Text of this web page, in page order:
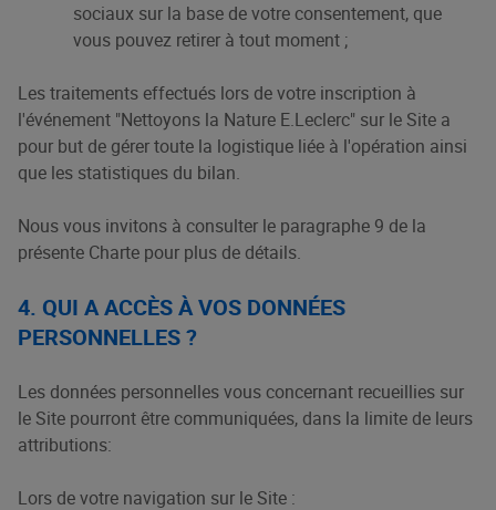
sociaux sur la base de votre consentement, que
vous pouvez retirer à tout moment ;
Les traitements effectués lors de votre inscription à
l'événement "Nettoyons la Nature E.Leclerc" sur le Site a
pour but de gérer toute la logistique liée à l'opération ainsi
que les statistiques du bilan.
Nous vous invitons à consulter le paragraphe 9 de la
présente Charte pour plus de détails.
4. QUI A ACCÈS À VOS DONNÉES
PERSONNELLES ?
Les données personnelles vous concernant recueillies sur
le Site pourront être communiquées, dans la limite de leurs
attributions:
Lors de votre navigation sur le Site :